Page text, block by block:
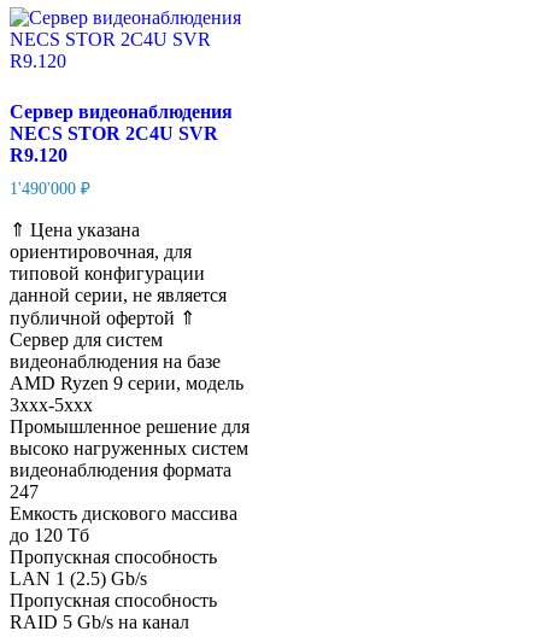
Сервер видеонаблюдения
NECS STOR 2C4U SVR
R9.120
1'490'000 ₽
⇑ Цена указана
ориентировочная, для
типовой конфигурации
данной серии, не является
публичной офертой ⇑
Сервер для систем
видеонаблюдения на базе
AMD Ryzen 9 серии, модель
3xxx-5xxx
Промышленное решение для
высоко нагруженных систем
видеонаблюдения формата
247
Емкость дискового массива
до 120 Тб
Пропускная способность
LAN 1 (2.5) Gb/s
Пропускная способность
RAID 5 Gb/s на канал